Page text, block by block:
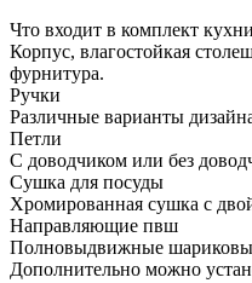
Что входит в комплект
Корпус, влагостойкая
фурнитура.
Ручки
Различные варианты
Петли
С доводчиком или без
Сушка для посуды
Хромированная сушка с
Направляющие пвш
Полновыдвижные
Дополнительно можно